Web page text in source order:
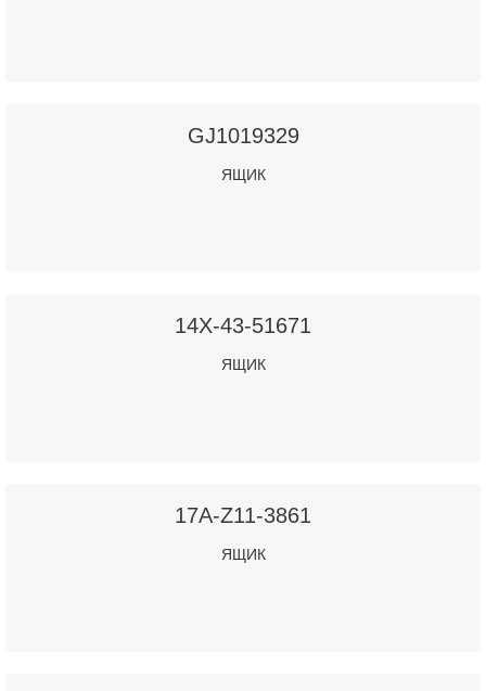
GJ1019329
ЯЩИК
14X-43-51671
ЯЩИК
17A-Z11-3861
ЯЩИК